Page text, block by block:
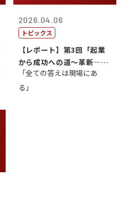
2026.04.06
トピックス
【レポート】第3回「起業
から成功への道～革新―挑
戦の先にある...
「全ての答えは現場にあ
る」